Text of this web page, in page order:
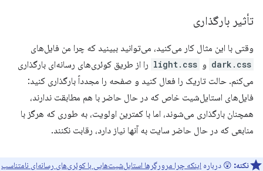
تأثیر بارگذاری
وقتی با این مثال کار می‌کنید، می‌توانید ببینید که چرا من فایل‌های
dark.css و light.css را از طریق کوئری‌های رسانه‌ای بارگذاری
می‌کنم. حالت تاریک را فعال کنید و صفحه را مجدداً بارگذاری کنید:
فایل‌های استایل‌شیت خاص که در حال حاضر با هم مطابقت ندارند،
همچنان بارگذاری می‌شوند، اما با کمترین اولویت، به طوری که هرگز با
منابعی که در حال حاضر سایت به آنها نیاز دارد، رقابت نکنند.
نکته: 😲 درباره اینکه چرا مرورگرها استایل‌شیت‌هایی با کوئری‌های رسانه‌ای نامتناسب